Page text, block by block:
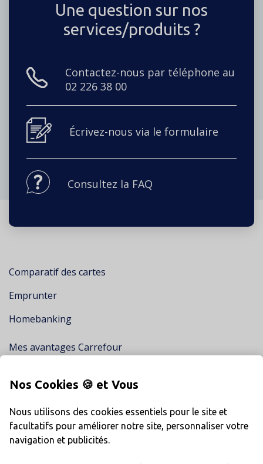
Une question sur nos
services/produits ?
Contactez-nous par téléphone au
02 226 38 00
Écrivez-nous via le formulaire
Consultez la FAQ
Comparatif des cartes
Emprunter
Homebanking
Mes avantages Carrefour
A propos de Carrefour Finance
Réclamation
Nos Cookies 🍪 et Vous
Nous utilisons des cookies essentiels pour le site et
facultatifs pour améliorer notre site, personnaliser votre
navigation et publicités.